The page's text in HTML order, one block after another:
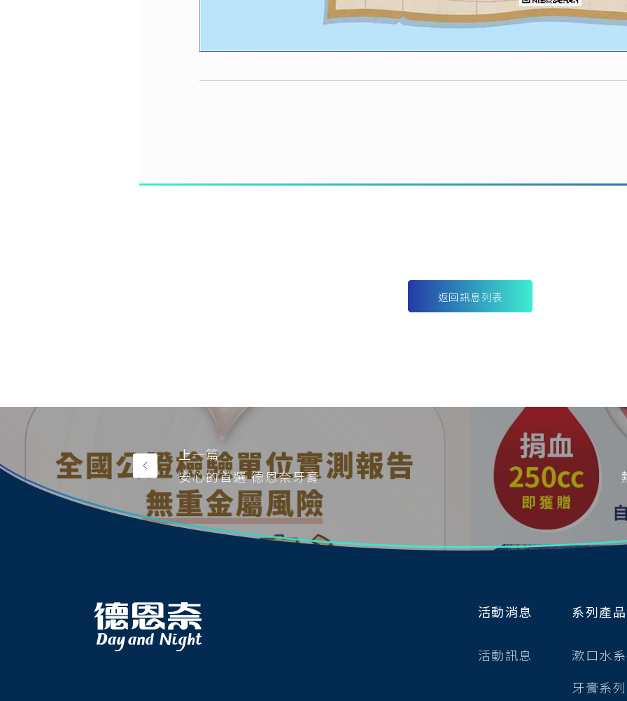
返回訊息列表
上一篇
安心的首選 德恩奈牙膏
活動消息
活動訊息
系列產品
漱口水
牙膏系列